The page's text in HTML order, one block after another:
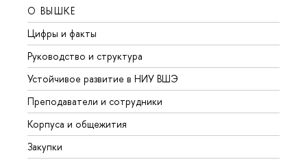
О ВЫШКЕ
Цифры и факты
Руководство и структура
Устойчивое развитие в НИУ ВШЭ
Преподаватели и сотрудники
Корпуса и общежития
Закупки